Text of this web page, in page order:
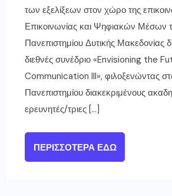
των εξελίξεων στον χώρο της
Επικοινωνίας και Ψηφιακών Μέσων
Πανεπιστημίου Δυτικής Μακεδονίας
διεθνές συνέδριο «Envisioning the
Communication III», φιλοξενώντας
Πανεπιστημίου διακεκριμένους
ερευνητές/τριες […]
ΠΕΡΙΣΣΌΤΕΡΑ ΕΔΏ